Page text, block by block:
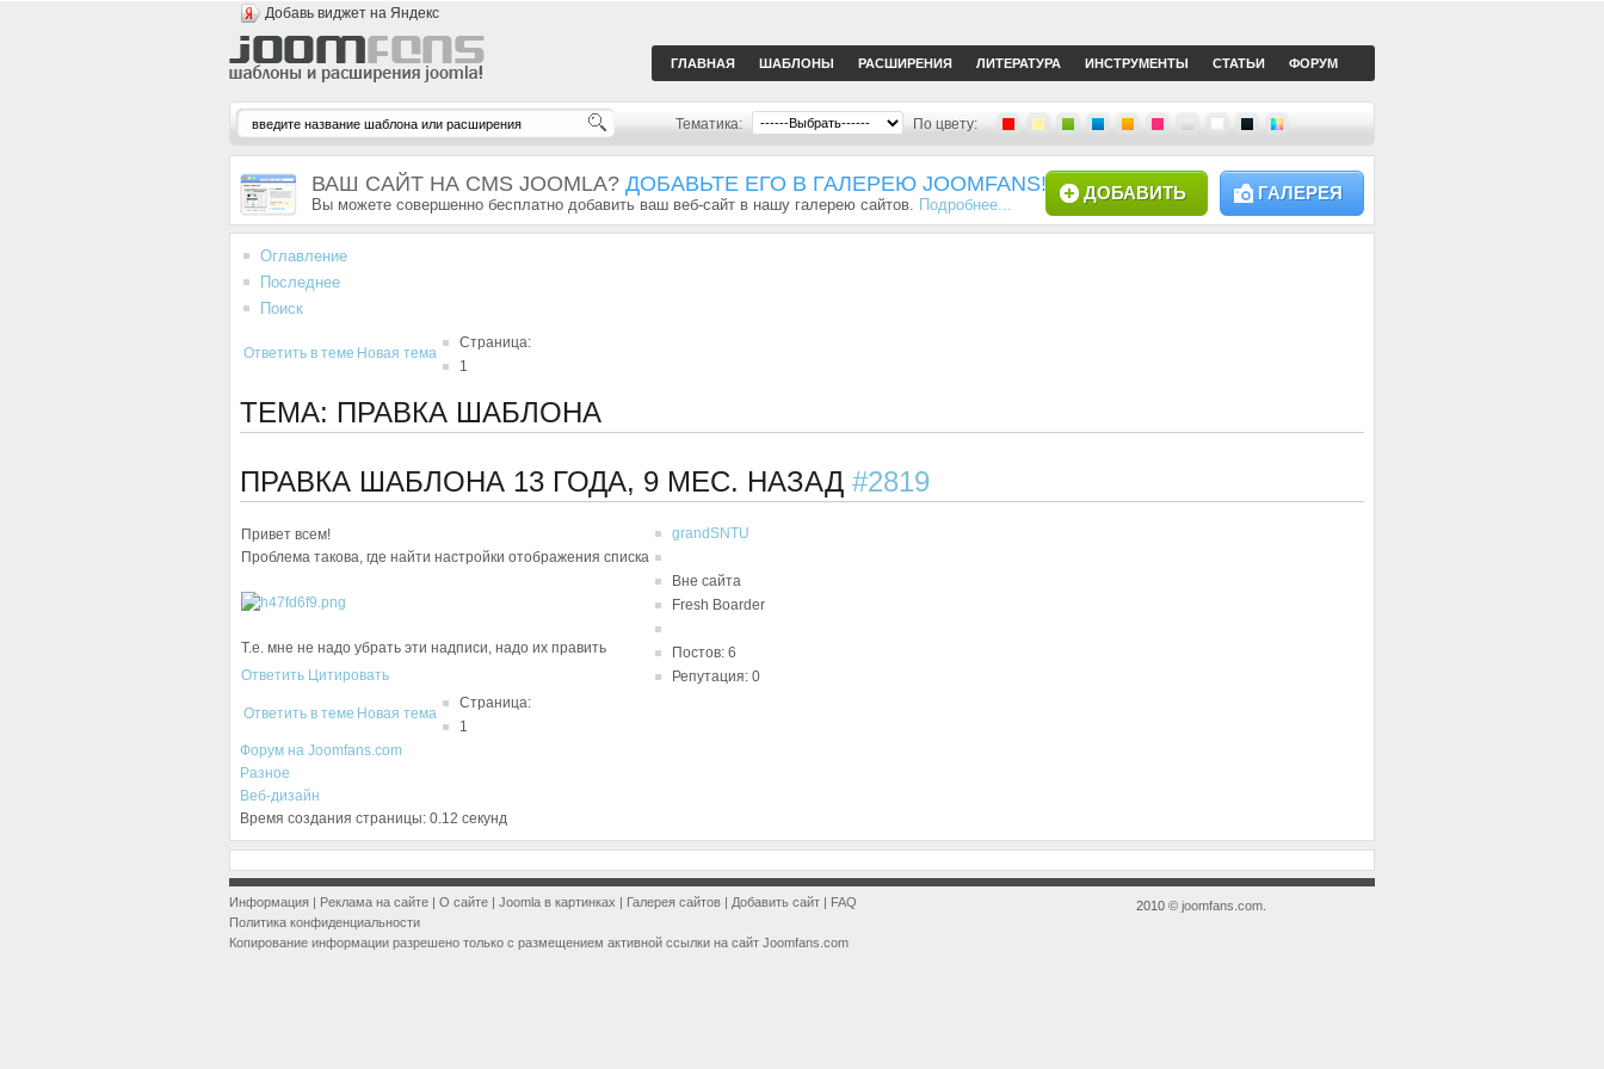
Добавь виджет на Яндекс
ГЛАВНАЯ ШАБЛОНЫ РАСШИРЕНИЯ ЛИТЕРАТУРА ИНСТРУМЕНТЫ СТАТЬИ ФОРУМ
Тематика: По цвету:
ВАШ САЙТ НА CMS JOOMLA? ДОБАВЬТЕ ЕГО В ГАЛЕРЕЮ JOOMFANS!
Вы можете совершенно бесплатно добавить ваш веб-сайт в нашу галерею сайтов. Подробнее...
ГАЛЕРЕЯ
ДОБАВИТЬ
Оглавление
Последнее
Поиск
Ответить в теме Новая тема
Страница:
1
ТЕМА: ПРАВКА ШАБЛОНА
ПРАВКА ШАБЛОНА 13 ГОДА, 9 МЕС. НАЗАД #2819
Привет всем!
Проблема такова, где найти настройки отображения списка
Т.е. мне не надо убрать эти надписи, надо их править
grandSNTU
Вне сайта
Fresh Boarder
Постов: 6
Репутация: 0
Ответить Цитировать
Ответить в теме Новая тема
Страница:
1
Форум на Joomfans.com
Разное
Веб-дизайн
Время создания страницы: 0.12 секунд
Информация | Реклама на сайте | О сайте | Joomla в картинках | Галерея сайтов | Добавить сайт | FAQ
Политика конфиденциальности
Копирование информации разрешено только с размещением активной ссылки на сайт Joomfans.com
2010 © joomfans.com